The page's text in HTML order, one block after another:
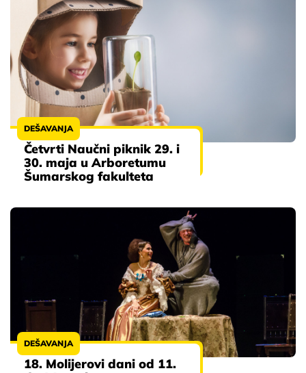
DEŠAVANJA
Četvrti Naučni piknik 29. i
30. maja u Arboretumu
Šumarskog fakulteta
DEŠAVANJA
18. Molijerovi dani od 11.